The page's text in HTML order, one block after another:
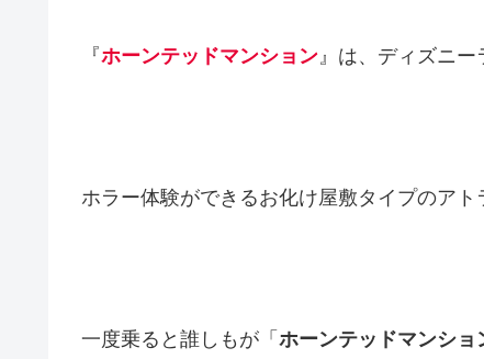
『ホーンテッドマンション』は、ディズニー
ホラー体験ができるお化け屋敷タイプのア
一度乗ると誰しもが「 ホーンテッドマンシ